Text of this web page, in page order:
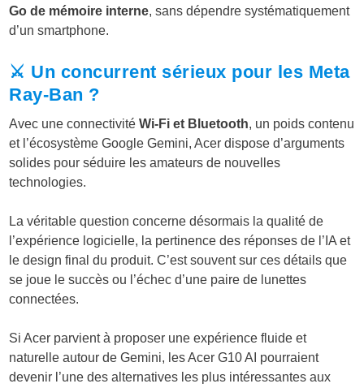
Go de mémoire interne, sans dépendre systématiquement
d’un smartphone.
⚔️ Un concurrent sérieux pour les Meta
Ray-Ban ?
Avec une connectivitéWi-Fi et Bluetooth, un poids contenu
et l’écosystème Google Gemini, Acer dispose d’arguments
solides pour séduire les amateurs de nouvelles
technologies.
La véritable question concerne désormais la qualité de
l’expérience logicielle, la pertinence des réponses de l’IA et
le design final du produit. C’est souvent sur ces détails que
se joue le succès ou l’échec d’une paire de lunettes
connectées.
Si Acer parvient à proposer une expérience fluide et
naturelle autour de Gemini, les Acer G10 AI pourraient
devenir l’une des alternatives les plus intéressantes aux